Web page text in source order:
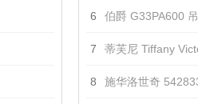
6 伯爵 G33PA600
7 蒂芙尼 Tiffany
8 施华洛世奇